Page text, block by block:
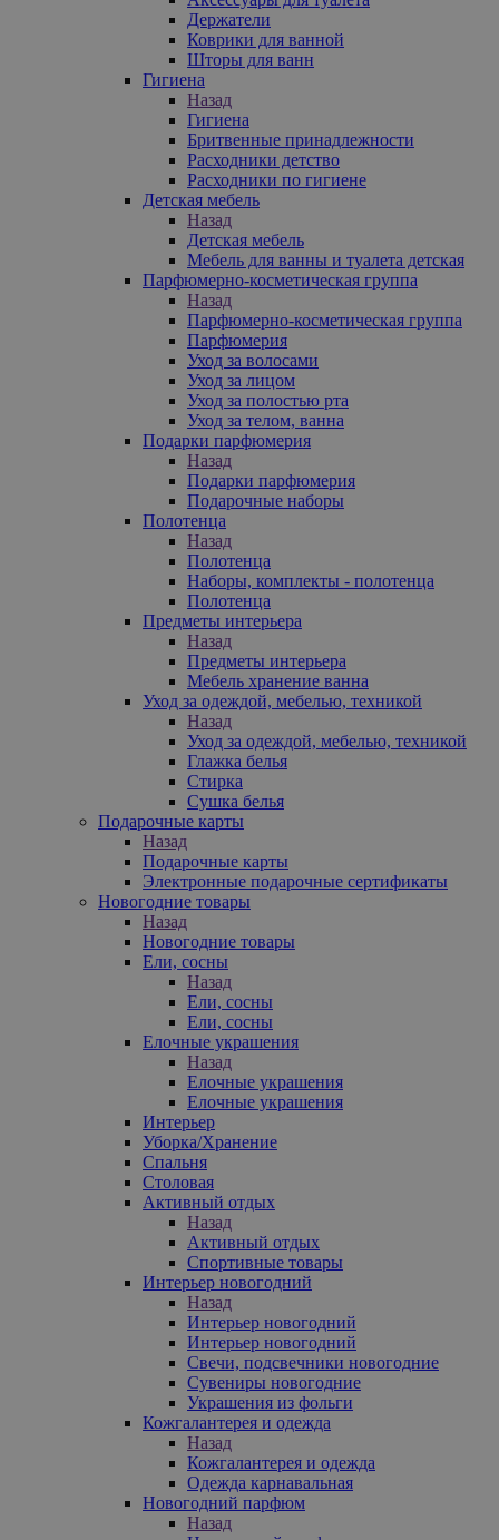
Держатели
Коврики для ванной
Шторы для ванн
Гигиена
Назад
Гигиена
Бритвенные принадлежности
Расходники детство
Расходники по гигиене
Детская мебель
Назад
Детская мебель
Мебель для ванны и туалета детская
Парфюмерно-косметическая группа
Назад
Парфюмерно-косметическая группа
Парфюмерия
Уход за волосами
Уход за лицом
Уход за полостью рта
Уход за телом, ванна
Подарки парфюмерия
Назад
Подарки парфюмерия
Подарочные наборы
Полотенца
Назад
Полотенца
Наборы, комплекты - полотенца
Полотенца
Предметы интерьера
Назад
Предметы интерьера
Мебель хранение ванна
Уход за одеждой, мебелью, техникой
Назад
Уход за одеждой, мебелью, техникой
Глажка белья
Стирка
Сушка белья
Подарочные карты
Назад
Подарочные карты
Электронные подарочные сертификаты
Новогодние товары
Назад
Новогодние товары
Ели, сосны
Назад
Ели, сосны
Ели, сосны
Елочные украшения
Назад
Елочные украшения
Елочные украшения
Интерьер
Уборка/Хранение
Спальня
Столовая
Активный отдых
Назад
Активный отдых
Спортивные товары
Интерьер новогодний
Назад
Интерьер новогодний
Интерьер новогодний
Свечи, подсвечники новогодние
Сувениры новогодние
Украшения из фольги
Кожгалантерея и одежда
Назад
Кожгалантерея и одежда
Одежда карнавальная
Новогодний парфюм
Назад